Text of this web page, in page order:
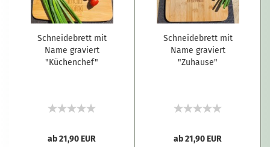
Schneidebrett mit
Name graviert
"Küchenchef"
ab 21,90 EUR
Schneidebrett mit
Name graviert
"Zuhause"
ab 21,90 EUR